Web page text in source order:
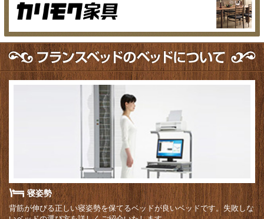
寝姿勢
背筋が伸びる正しい寝姿勢を保てるベッドが良いベッドです。失敗しな